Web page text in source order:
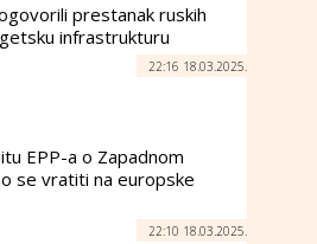
prestanak ruskih
infrastrukturu
22:16 18.03.2025.
EPP-a o Zapadnom
se vratiti na europske
22:10 18.03.2025.